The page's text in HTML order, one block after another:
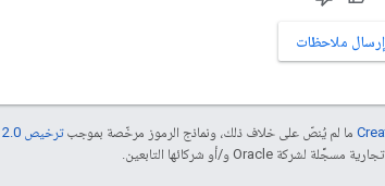
إرسال ملاحظات
ما لم يُنصّ على خلاف ذلك، ونماذج الرموز مرخّصة بموجبترخيص Apache 2.0‏